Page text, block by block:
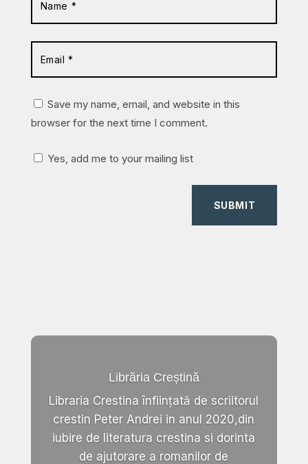
Save my name, email, and website in this
browser for the next time I comment.
Yes, add me to your mailing list
SUBMIT
Librăria Creștină
Libraria Crestina înființată de scriitorul
crestin Peter Andrei in anul 2020,din
iubire de literatura crestina si dorinta
de ajutorare a romanilor de